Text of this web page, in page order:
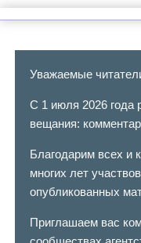
Уважаемые
С 1 июля 2026 года
вещания:
Благодарим всех и
многих лет
опубликованных
Приглашаем вас